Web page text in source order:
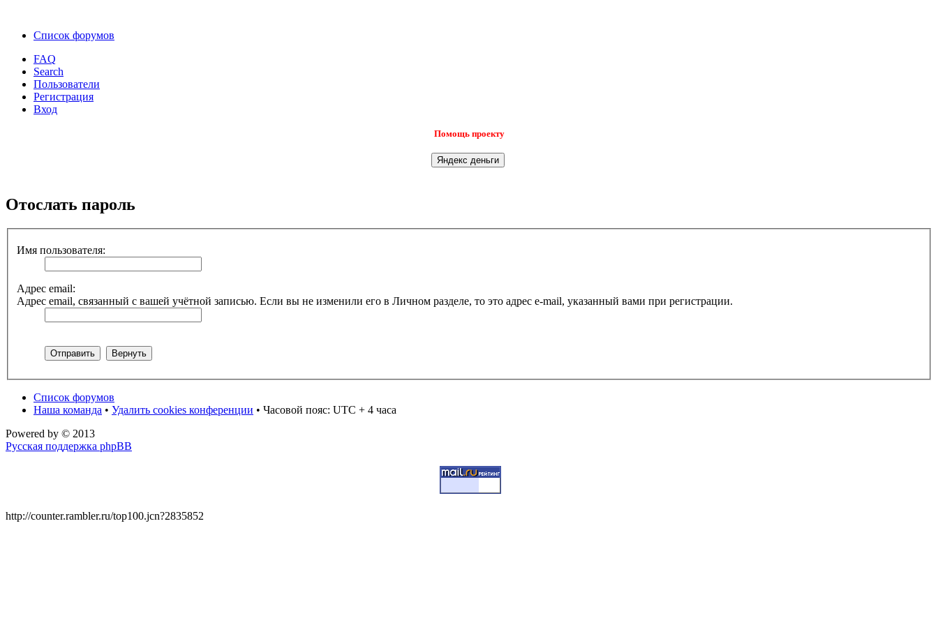
Список форумов
FAQ
Search
Пользователи
Регистрация
Вход
Помощь проекту
Отослать пароль
Имя пользователя:
Адрес email:
Адрес email, связанный с вашей учётной записью. Если вы не изменили его в Личном разделе, то это адрес e-mail, указанный вами при регистрации.
Список форумов
Наша команда • Удалить cookies конференции • Часовой пояс: UTC + 4 часа
Powered by © 2013
Русская поддержка phpBB
http://counter.rambler.ru/top100.jcn?2835852